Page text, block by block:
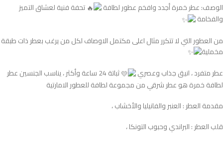
الوصف: عطر خمرة أجدد وافخم عطور لطافة
تحفة فنية لعشاق التميز
والفخامة
من العطور التي لا تتكرر مثال اعلى مكتمل الاوصاف لكل من يرغب بعطر ذات طبقة
مخملية
عطر متفرد ، انيق جذاب وعصري
ثباتة 24 ساعة وأكثر ، يناسب الجنسين عطر
لطافة خمرة هو عطر شرقي من مجموعة لطافة للعطور الامارتية
مقدمة العطر : العنبر والفانيليا والأخشاب ،
قلب العطر : البراندي وحبوب التونكا ،